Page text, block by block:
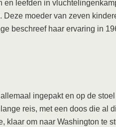
en leefden in
moeder van zeven
beschreef haar ervaring in
ingepakt en op de
reis, met een doos die al
klaar om naar Washington te